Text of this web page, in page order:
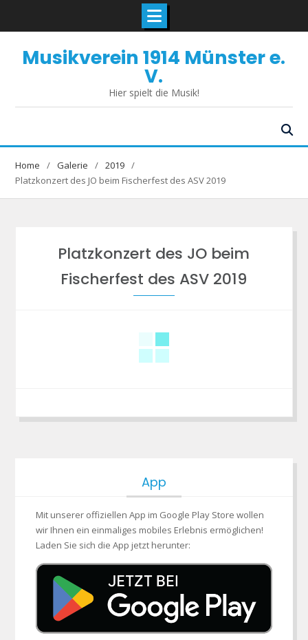
contentMusikverein 1914 Münster e.
V.
Hier spielt die Musik!
Home Galerie
2019
Platzkonzert des JO beim Fischerfest des ASV 2019
Platzkonzert des JO beim
Fischerfest des ASV 2019
App
Mit unserer offiziellen App im Google Play Store wollen
wir Ihnen ein einmaliges mobiles Erlebnis ermöglichen!
Laden Sie sich die App jetzt herunter: